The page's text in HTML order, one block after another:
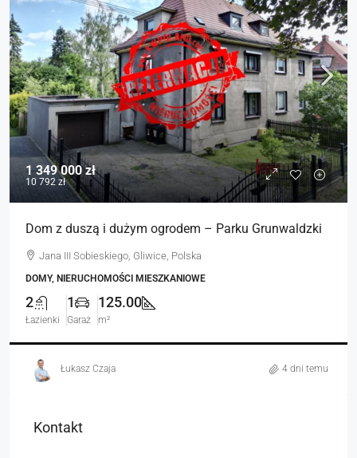
1 349 000 zł
10 792 zł
Dom z duszą i dużym ogrodem – Parku Grunwaldzki
Jana III Sobieskiego, Gliwice, Polska
DOMY, NIERUCHOMOŚCI MIESZKANIOWE
2
Łazienki
1
Garaż
125.00
m²
Łukasz Czaja 4 dni temu
Kontakt